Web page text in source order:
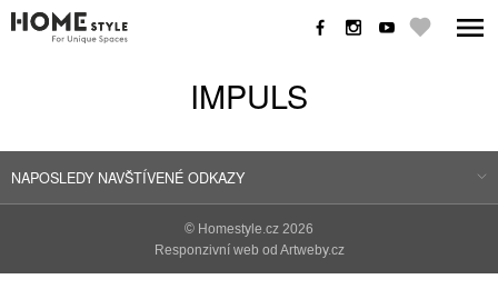
IMPULS
NAPOSLEDY NAVŠTÍVENÉ ODKAZY
© Homestyle.cz 2026
Responzivní web od Artweby.cz